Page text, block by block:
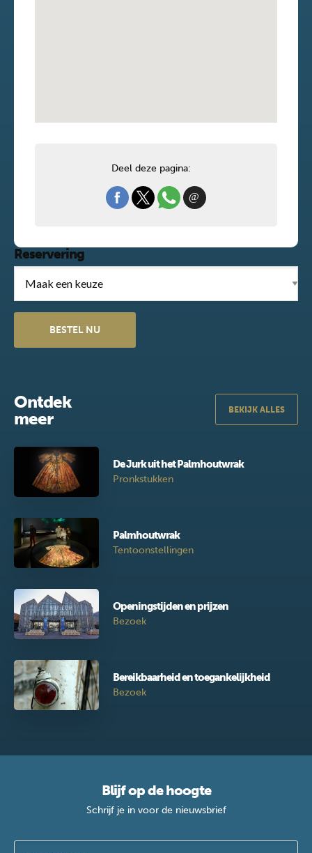
Deel deze pagina:
Reservering
Ontdek
meer
BEKIJK ALLES
De Jurk uit het Palmhoutwrak
Pronkstukken
Palmhoutwrak
Tentoonstellingen
Openingstijden en prijzen
Bezoek
Bereikbaarheid en toegankelijkheid
Bezoek
Blijf op de hoogte
Schrijf je in voor de nieuwsbrief